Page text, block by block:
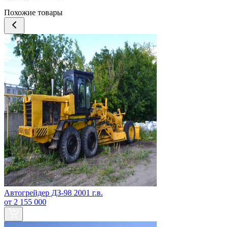
Похожие товары
Автогрейдер ДЗ-98 2001 г.в.
от 2 155 000